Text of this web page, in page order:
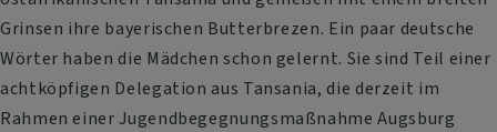
Grinsen ihre bayerischen Butterbrezen. Ein paar deutsche
Wörter haben die Mädchen schon gelernt. Sie sind Teil einer
achtköpfigen Delegation aus Tansania, die derzeit im
Rahmen einer Jugendbegegnungsmaßnahme Augsburg